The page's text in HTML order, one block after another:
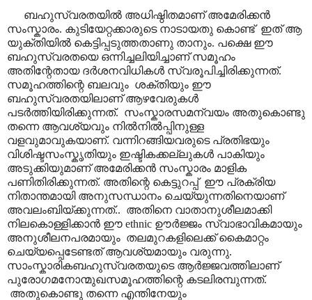
ബഹുസ്വരതയിൽ അധിഷ്ഠിതമാണ് അമേരിക്കൻ
സംസ്കാരം. കുടിയേറ്റക്കാരുടെ നാടായതു കൊണ്ട് ഇത് ആ
യുക്തിയിൽ കെട്ടിപ്പടുത്തതാണു താനും. പക്ഷെ ഈ
ബഹുസ്വരതയെ ഒന്നിച്ചലിയിച്ചാണ് സമൂഹം
അതിന്റേതായ ദർശനവിധികൾ സ്വരൂപിച്ചിരിക്കുന്നത്.
സമൂഹത്തിന്റെ ബലവും ശക്തിയും ഈ
ബഹുസ്വരതയിലാണ് ആഴവേരുകൾ
പടർത്തിയിരിക്കുന്നത്. സംസ്കാരസമന്വയം അതുകൊണ്ടു
തന്നെ ആവശ്യവും നിൽനിൽ‌പ്പിനുള്ള
വളവുമാവുകയാണ്. വന്നിറങ്ങിയവരുടെ പ്രതിഭയും
വിശിഷ്ടസംസ്കൃതിയും ഇഷ്ടികക്കല്ലുകൾ പാകിയും
അടുക്കിയുമാണ് അമേരിക്കൻ സംസ്കാരം മാളിക
പണിതിരിക്കുന്നത്. അതിന്റെ കെട്ടുറപ്പ് ഈ പ്രക്രിയ
നിതാന്തമായി അനുസന്ധാനം ചെയ്യുന്നതിനെയാണ്
അവലംബിയ്ക്കുന്നത്.. അതിനെ വാതാനുശീലമാക്കി
നിലകൊള്ളിക്കാൻ ഈ ethnic ഊർജ്ജം സ്വാഭാവികമായും
അനുശീലനപരമായും തലമുറകളിലെക്ക് കൈമാറ്റം
ചെയ്യപ്പെടേണ്ടത് ആവശ്യമായും വരുന്നു.
സാംസ്കാരികബഹുസ്വരതയുടെ ആർജ്ജവത്തിലാണ്
പുരോഗമനോന്മുഖസമൂഹത്തിന്റെ കടലിരമ്പുന്നത്.
അതുകൊണ്ടു തന്നെ എന്തിനേയും